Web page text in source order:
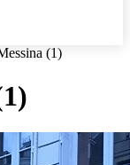
(1)